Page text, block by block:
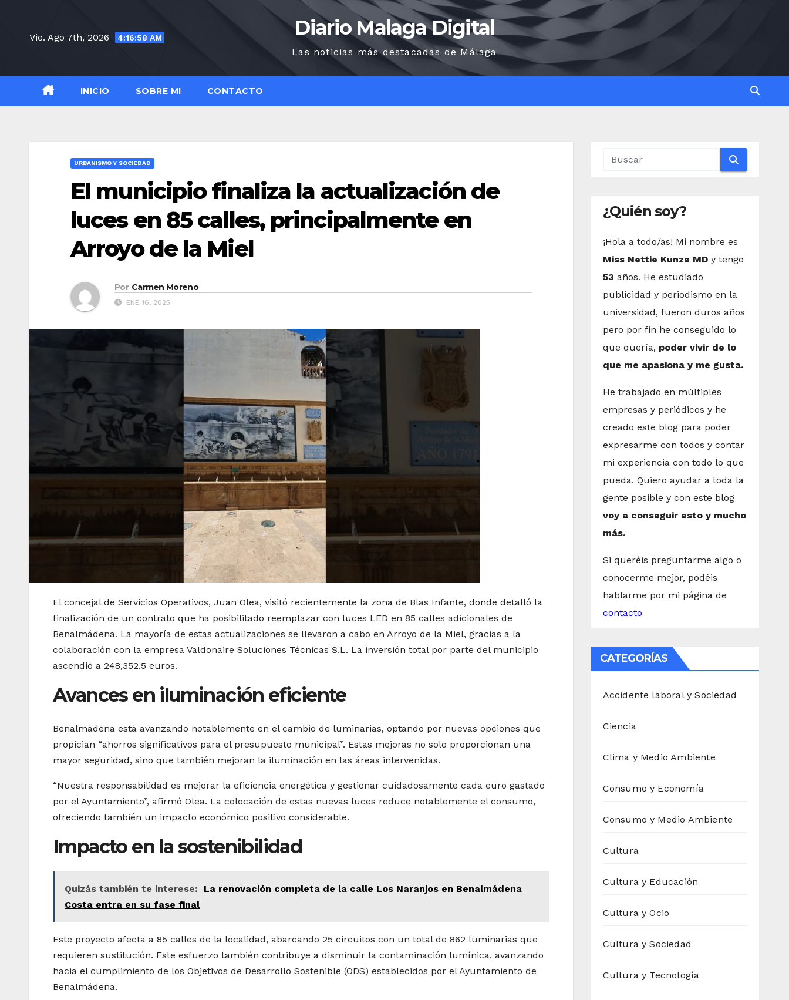
contenido
Vie. Ago 7th, 2026 4:16:59 AM Diario Malaga Digital
Las noticias más destacadas de Málaga
INICIO SOBRE MI CONTACTO
URBANISMO Y SOCIEDAD
El municipio finaliza la actualización de
luces en 85 calles, principalmente en
Arroyo de la Miel
Por Carmen Moreno
ENE 16, 2025
El concejal de Servicios Operativos, Juan Olea, visitó recientemente la zona de Blas Infante, donde detalló la
finalización de un contrato que ha posibilitado reemplazar con luces LED en 85 calles adicionales de
Benalmádena. La mayoría de estas actualizaciones se llevaron a cabo en Arroyo de la Miel, gracias a la
colaboración con la empresa Valdonaire Soluciones Técnicas S.L. La inversión total por parte del municipio
ascendió a 248,352.5 euros.
Avances en iluminación eficiente
Benalmádena está avanzando notablemente en el cambio de luminarias, optando por nuevas opciones que
propician “ahorros significativos para el presupuesto municipal”. Estas mejoras no solo proporcionan una
mayor seguridad, sino que también mejoran la iluminación en las áreas intervenidas.
“Nuestra responsabilidad es mejorar la eficiencia energética y gestionar cuidadosamente cada euro gastado
por el Ayuntamiento”, afirmó Olea. La colocación de estas nuevas luces reduce notablemente el consumo,
ofreciendo también un impacto económico positivo considerable.
Impacto en la sostenibilidad
Quizás también te interese:
La renovación completa de la calle Los Naranjos en Benalmádena
Costa entra en su fase final
Este proyecto afecta a 85 calles de la localidad, abarcando 25 circuitos con un total de 862 luminarias que
requieren sustitución. Este esfuerzo también contribuye a disminuir la contaminación lumínica, avanzando
hacia el cumplimiento de los Objetivos de Desarrollo Sostenible (ODS) establecidos por el Ayuntamiento de
Benalmádena.
¿Quién soy?
¡Hola a todo/as! Mi nombre es
Miss Nettie Kunze MDy tengo
53 años. He estudiado
publicidad y periodismo en la
universidad, fueron duros años
pero por fin he conseguido lo
que quería, poder vivir de lo
que me apasiona y me gusta.
He trabajado en múltiples
empresas y periódicos y he
creado este blog para poder
expresarme con todos y contar
mi experiencia con todo lo que
pueda. Quiero ayudar a toda la
gente posible y con este blog
voy a conseguir esto y mucho
más.
Si queréis preguntarme algo o
conocerme mejor, podéis
hablarme por mi página de
contacto
CATEGORÍAS
Accidente laboral y Sociedad
Ciencia
Clima y Medio Ambiente
Consumo y Economía
Consumo y Medio Ambiente
Cultura
Cultura y Educación
Cultura y Ocio
Cultura y Sociedad
Cultura y Tecnología